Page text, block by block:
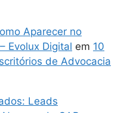
Aparecer no
Evolux Digital em 10
de Advocacia
Leads